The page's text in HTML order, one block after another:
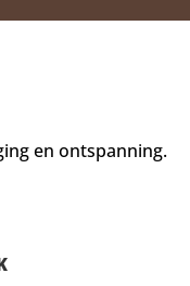
en ontspanning.